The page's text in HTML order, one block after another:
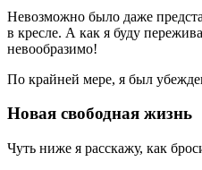
Невозможно было даже
в кресле. А как я буду
невообразимо!
По крайней мере, я был
Новая свободная жизнь
Чуть ниже я расскажу, как